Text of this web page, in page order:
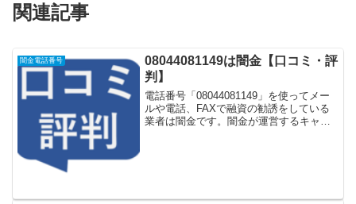
関連記事
闇金電話番号
08044081149は闇金【口コミ・評
判】
電話番号「08044081149」を使ってメー
ルや電話、FAXで融資の勧誘をしている
業者は闇金です。闇金が運営するキャッ